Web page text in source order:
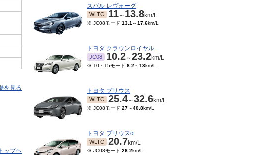
を見る
ップヘ
スバル レヴォーグ
WLTC 11～ 13.8km/L
※ JC08モード 13.1 ～17.6km/L
トヨタ クラウンロイヤル
JC08 10.2～23.2km/L
※ 10・15モード 8.2 ～13km/L
トヨタ プリウス
WLTC 25.4～32.6km/L
※ JC08モード 27～40.8km/L
トヨタ プリウスα
WLTC 20.7km/L
※ JC08モード 26.2km/L